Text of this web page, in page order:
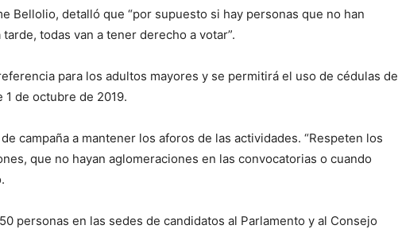
Bellolio, detalló que “por supuesto si hay personas que no han
todas van a tener derecho a votar”.
para los adultos mayores y se permitirá el uso de cédulas de
de octubre de 2019.
campaña a mantener los aforos de las actividades. “Respeten los
que no hayan aglomeraciones en las convocatorias o cuando
personas en las sedes de candidatos al Parlamento y al Consejo